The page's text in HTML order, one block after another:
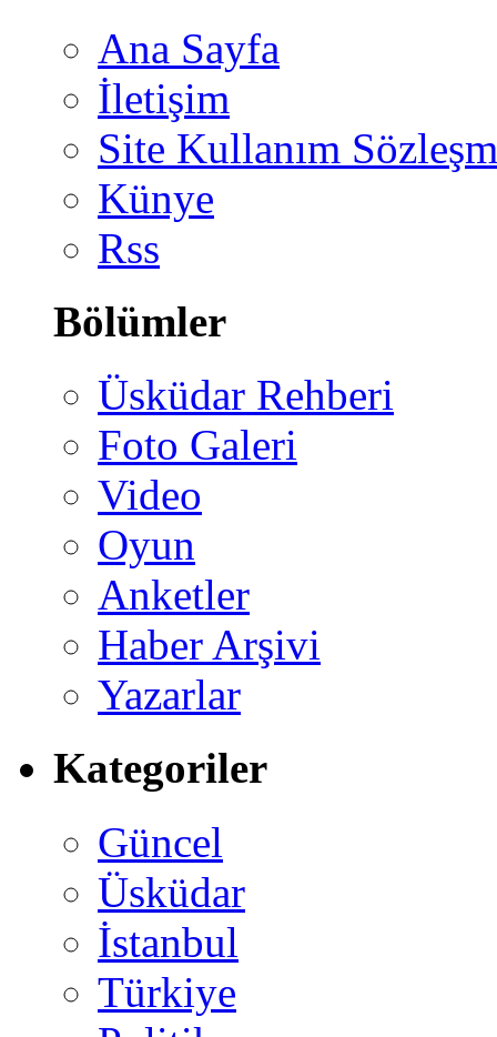
Ana Sayfa
İletişim
Site Kullanım
Künye
Rss
Bölümler
Üsküdar Rehberi
Foto Galeri
Video
Oyun
Anketler
Haber Arşivi
Yazarlar
Kategoriler
Güncel
Üsküdar
İstanbul
Türkiye